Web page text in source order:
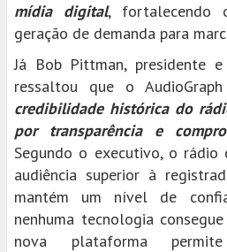
mídia digital, fortalecendo
geração de demanda para
Já Bob Pittman, presidente
ressaltou que o AudioGraph
credibilidade histórica do
por transparência e
Segundo o executivo, o rádio
audiência superior à
mantém um nível de
nenhuma tecnologia
nova plataforma